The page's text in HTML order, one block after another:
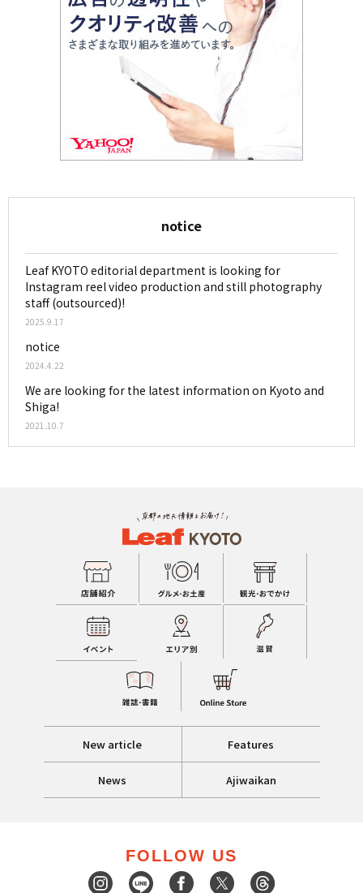
notice
Leaf KYOTO editorial department is looking for
Instagram reel video production and still photography
staff (outsourced)!
2025.9.17
notice
2024.4.22
We are looking for the latest information on Kyoto and
Shiga!
2021.10.7
New article Features
News Ajiwaikan
FOLLOW US